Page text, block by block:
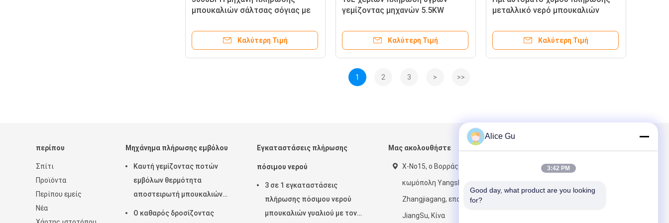
μπουκαλιών σάλτσας σόγιας με
συντήρησης θερμότητας
Καλύτερη Τιμή
γεμίζοντας μηχανών 5.5KW
ποσοτικά
Καλύτερη Τιμή
μεταλλικό νερό μπουκαλιών
Καλύτερη Τιμή
1 2 3 > >>
περίπου
Σπίτι
Προϊόντα
Περίπου εμείς
Νέα
Μηχάνημα πλήρωσης εμβόλου
Καυτή γεμίζοντας ποτών
εμβόλων θερμότητα
αποστειρωτή μπουκαλιών
γεμίζοντας μηχανών
Ο καθαρός δροσίζοντας
Εγκαταστάσεις πλήρωσης
πόσιμου νερού
3 σε 1 εγκαταστάσεις
πλήρωσης πόσιμου νερού
μπουκαλιών γυαλιού με τον
Μας ακολουθήστε
Χ-No15, ο Βορράς GuoTai rd,
κωμόπολη Yangshe, πόλη
Zhangjiagang, επαρχία
JiangSu, Κίνα
Alice Gu
3:42 PM
Good day, what product are you looking
for?